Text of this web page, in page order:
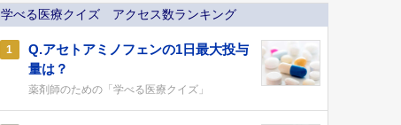
学べる医療クイズ アクセス数ランキング
1
Q.アセトアミノフェンの1日最大投与
量は？
薬剤師のための「学べる医療クイズ」